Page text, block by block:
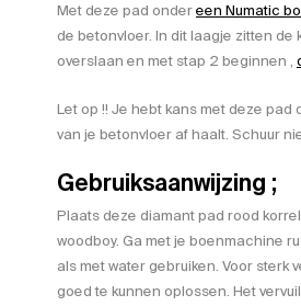
Met deze pad ondereen Numatic
de betonvloer. In dit laagje zitten de
overslaan en met stap 2 beginnen ,
Let op !! Je hebt kans met deze
van je betonvloer af haalt. Schuur
Gebruiksaanwijzing ;
Plaats deze diamant pad rood
woodboy. Ga met je boenmachine
als met water gebruiken. Voor sterk
goed te kunnen oplossen. Het